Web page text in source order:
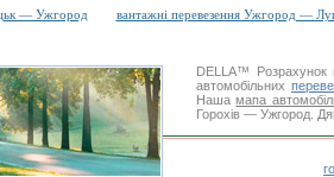
— Ужгород
вантажні перевезення Ужгород —
DELLA™
Розрахунок
автомобільних
Нашамапа
Горохів — Ужгород.